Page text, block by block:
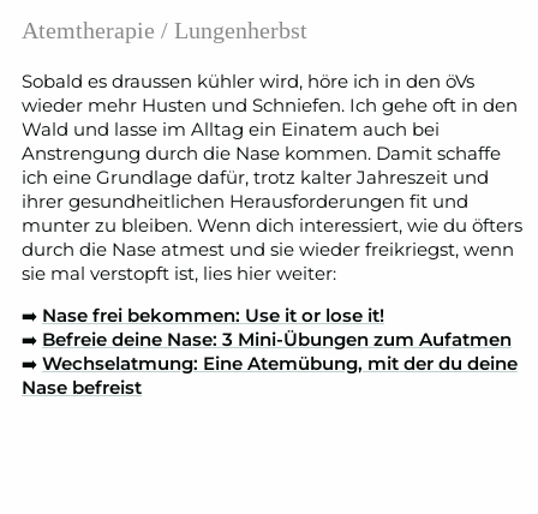
Atemtherapie / Lungenherbst
Sobald es draussen kühler wird, höre ich in den öVs
wieder mehr Husten und Schniefen. Ich gehe oft in den
Wald und lasse im Alltag ein Einatem auch bei
Anstrengung durch die Nase kommen. Damit schaffe
ich eine Grundlage dafür, trotz kalter Jahreszeit und
ihrer gesundheitlichen Herausforderungen fit und
munter zu bleiben. Wenn dich interessiert, wie du öfters
durch die Nase atmest und sie wieder freikriegst, wenn
sie mal verstopft ist, lies hier weiter:
➡️ Nase frei bekommen: Use it or lose it!
➡️ Befreie deine Nase: 3 Mini-Übungen zum Aufatmen
➡️ Wechselatmung: Eine Atemübung, mit der du deine
Nase befreist